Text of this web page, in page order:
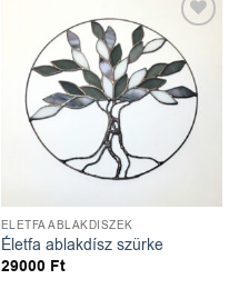
Kedvencekhez
ÉLETFA ABLAKDÍSZEK
Életfa ablakdísz szürke
29000 Ft